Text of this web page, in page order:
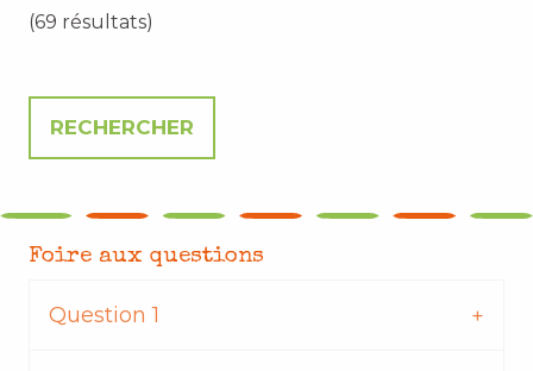
(69 résultats)
Foire aux questions
Question 1